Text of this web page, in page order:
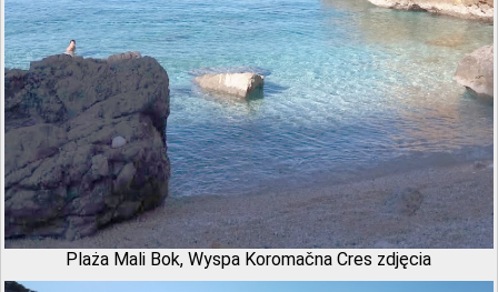
Plaża Mali Bok, Wyspa Koromačna Cres zdjęcia